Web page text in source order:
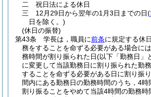
二
祝日法による休日
三
12月29日から翌年の1月3日までの日(
日を除く。)
(休日の振替)
第43条
学長は，職員に前条に規定する休
務をすることを命ずる必要がある場合に
務時間が割り振られた日(以下「勤務日」
に変更して当該勤務日に割り振られた勤
することを命ずる必要がある日に割り振
間内にある勤務日の勤務時間のうち，4時
割り振ることをやめて当該4時間の勤務時